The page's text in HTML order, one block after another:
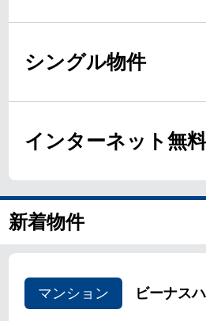
シングル物件
インターネット無
新着物件
マンション ビーナス